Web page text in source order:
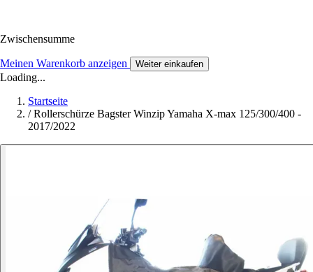
Zwischensumme
Meinen Warenkorb anzeigen Weiter einkaufen
Loading...
Startseite
/ Rollerschürze Bagster Winzip Yamaha X-max 125/300/400 -
2017/2022